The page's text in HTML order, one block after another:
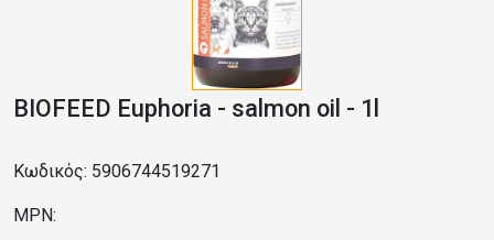
BIOFEED Euphoria - salmon oil - 1l
Κωδικός: 5906744519271
MPN: